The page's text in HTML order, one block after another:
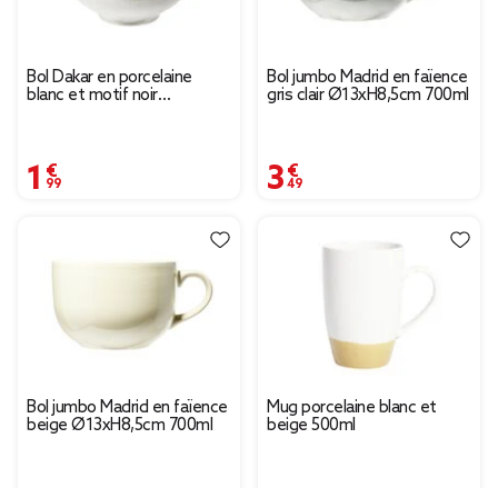
Bol Dakar en porcelaine
blanc et motif noir
1,99 €
Bol jumbo Madrid en faïence
gris clair Ø13xH8,5cm 700ml
3,49 €
Bol jumbo Madrid en faïence
beige Ø13xH8,5cm 700ml
Mug porcelaine blanc et
beige 500ml